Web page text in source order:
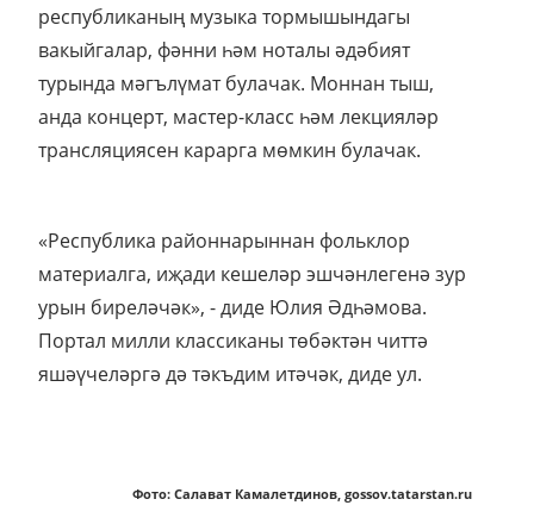
республиканың музыка тормышындагы
вакыйгалар, фәнни һәм ноталы әдәбият
турында мәгълүмат булачак. Моннан тыш,
анда концерт, мастер-класс һәм лекцияләр
трансляциясен карарга мөмкин булачак.
«Республика районнарыннан фольклор
материалга, иҗади кешеләр эшчәнлегенә зур
урын биреләчәк», - диде Юлия Әдһәмова.
Портал милли классиканы төбәктән читтә
яшәүчеләргә дә тәкъдим итәчәк, диде ул.
Фото: Салават Камалетдинов, gossov.tatarstan.ru